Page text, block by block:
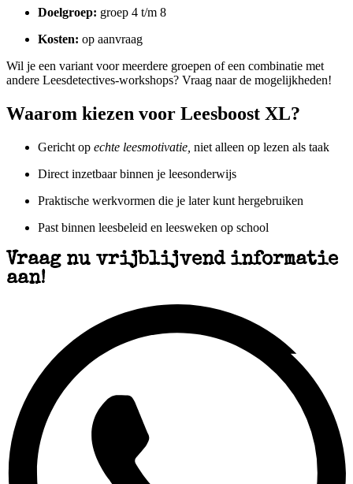
Doelgroep: groep 4 t/m 8
Kosten: op aanvraag
Wil je een variant voor meerdere groepen of een combinatie met
andere Leesdetectives-workshops? Vraag naar de mogelijkheden!
Waarom kiezen voor Leesboost XL?
Gericht op echte leesmotivatie, niet alleen op lezen als taak
Direct inzetbaar binnen je leesonderwijs
Praktische werkvormen die je later kunt hergebruiken
Past binnen leesbeleid en leesweken op school
Vraag nu vrijblijvend informatie
aan!